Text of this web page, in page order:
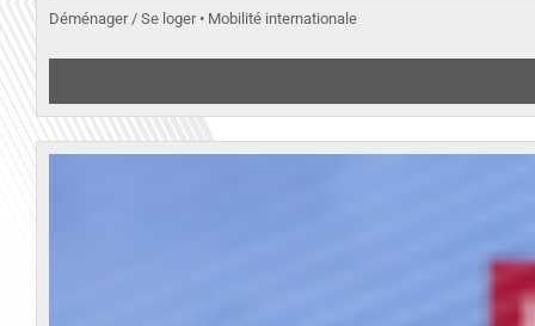
Déménager / Se loger • Mobilité internationale